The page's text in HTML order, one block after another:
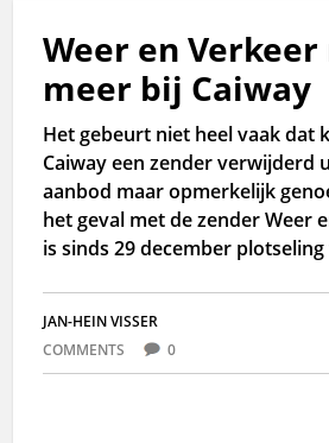
Weer en
meer bij Caiway
Het gebeurt niet heel vaak dat
Caiway een zender verwijderd
aanbod maar opmerkelijk
het geval met de zender Weer
is sinds 29 december
JAN-HEIN VISSER
COMMENTS
0